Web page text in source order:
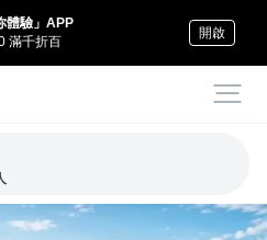
體驗」APP
滿千折百
開啟